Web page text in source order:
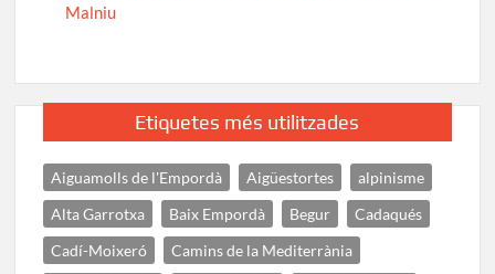
Malniu
Etiquetes més utilitzades
Aiguamolls de l'Empordà Aigüestortes
alpinisme
Alta Garrotxa
Baix Empordà Begur
Cadaqués
Cadí-Moixeró
Camins de la Mediterrània